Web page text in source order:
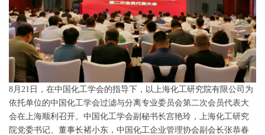
8月21日，在中国化工学会的指导下，以上海化工研究院有限公司为
依托单位的中国化工学会过滤与分离专业委员会第二次会员代表大
会在上海顺利召开。中国化工学会副秘书长宫艳玲，上海化工研究
院党委书记、董事长褚小东，中国化工企业管理协会副会长张恭春